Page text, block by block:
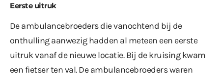
Eerste uitruk
De ambulancebroeders die vanochtend bij de
onthulling aanwezig hadden al meteen een eerste
uitruk vanaf de nieuwe locatie. Bij de kruising kwam
een fietser ten val. De ambulancebroeders waren